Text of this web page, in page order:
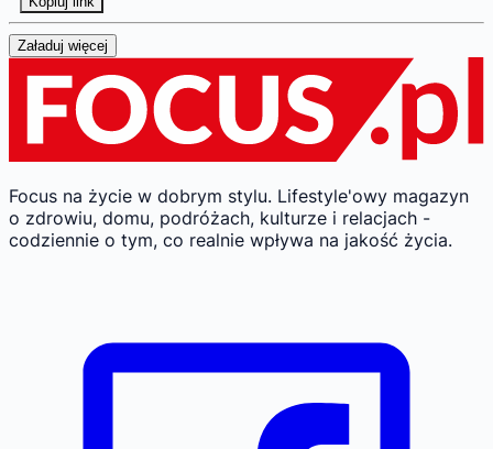
Załaduj więcej
Focus na życie w dobrym stylu. Lifestyle'owy magazyn
o zdrowiu, domu, podróżach, kulturze i relacjach -
codziennie o tym, co realnie wpływa na jakość życia.